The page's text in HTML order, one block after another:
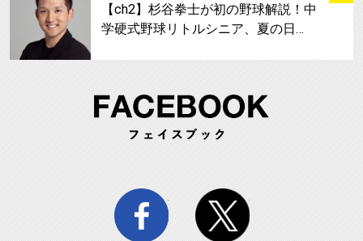
【ch2】杉谷拳士が初の野球解説！中
学硬式野球リトルシニア、夏の日…
facebook twitter